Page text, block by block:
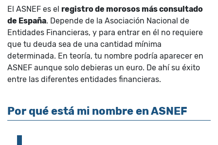
El ASNEF es el registro de morosos más consultado
de España. Depende de la Asociación Nacional de
Entidades Financieras, y para entrar en él no requiere
que tu deuda sea de una cantidad mínima
determinada. En teoría, tu nombre podría aparecer en
ASNEF aunque solo debieras un euro. De ahí su éxito
entre las diferentes entidades financieras.
Por qué está mi nombre en ASNEF